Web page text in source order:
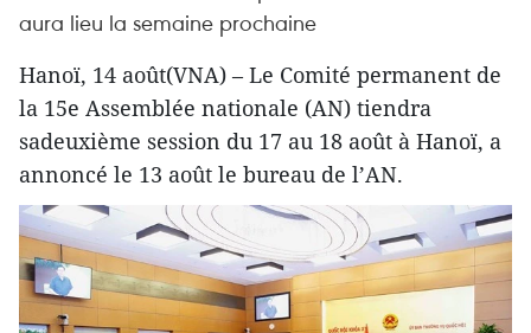
aura lieu la semaine prochaine
Hanoï, 14 août(VNA) – Le Comité permanent de
la 15e Assemblée nationale (AN) tiendra
sadeuxième session du 17 au 18 août à Hanoï, a
annoncé le 13 août le bureau de l’AN.